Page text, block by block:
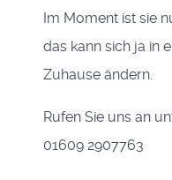
Im Moment ist sie
das kann sich ja in
Zuhause ändern.
Rufen Sie uns an
01609 2907763